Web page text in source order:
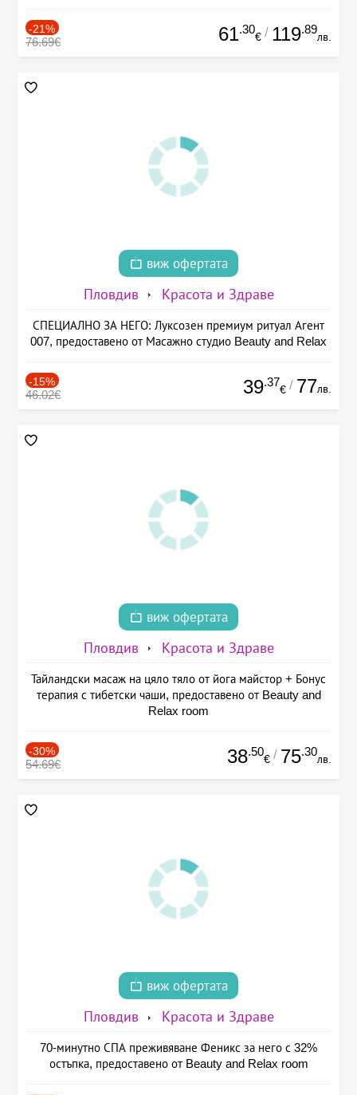
-21%
76.69€ 61.30
€ / 119.89
лв.
виж офертата
Пловдив Красота и Здраве
СПЕЦИАЛНО ЗА НЕГО: Луксозен премиум ритуал Агент
007, предоставено от Масажно студио Beauty and Relax
-15%
46.02€ 39.37
€ / 77лв.
виж офертата
Пловдив Красота и Здраве
Тайландски масаж на цяло тяло от йога майстор + Бонус
терапия с тибетски чаши, предоставено от Beauty and
Relax room
-30%
54.69€ 38.50
€ / 75.30
лв.
виж офертата
Пловдив Красота и Здраве
70-минутно СПА преживяване Феникс за него с 32%
остъпка, предоставено от Beauty and Relax room